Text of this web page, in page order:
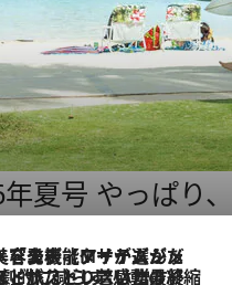
年夏号 やっぱり